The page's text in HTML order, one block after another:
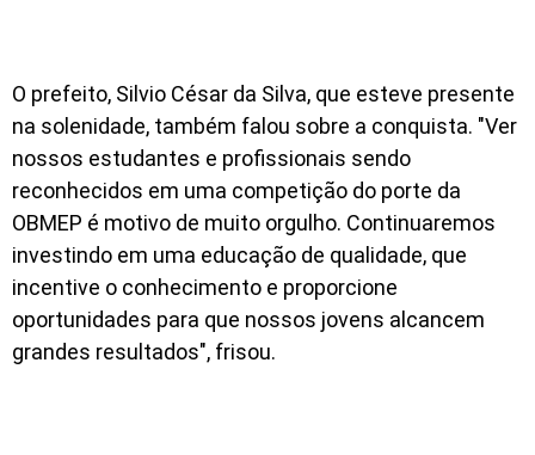
O prefeito, Silvio César da Silva, que esteve presente
na solenidade, também falou sobre a conquista. "Ver
nossos estudantes e profissionais sendo
reconhecidos em uma competição do porte da
OBMEP é motivo de muito orgulho. Continuaremos
investindo em uma educação de qualidade, que
incentive o conhecimento e proporcione
oportunidades para que nossos jovens alcancem
grandes resultados", frisou.